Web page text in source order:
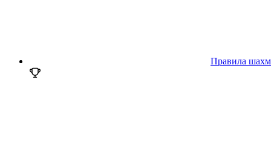
Правила